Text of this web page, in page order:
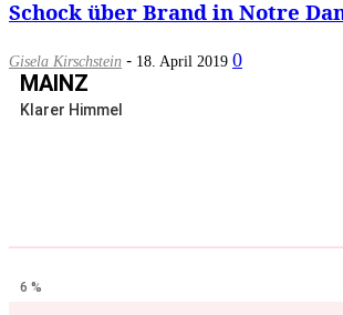
Schock über Brand in Notre
Gisela Kirschstein - 18. April 2019 0
MAINZ
Klarer Himmel
6 %